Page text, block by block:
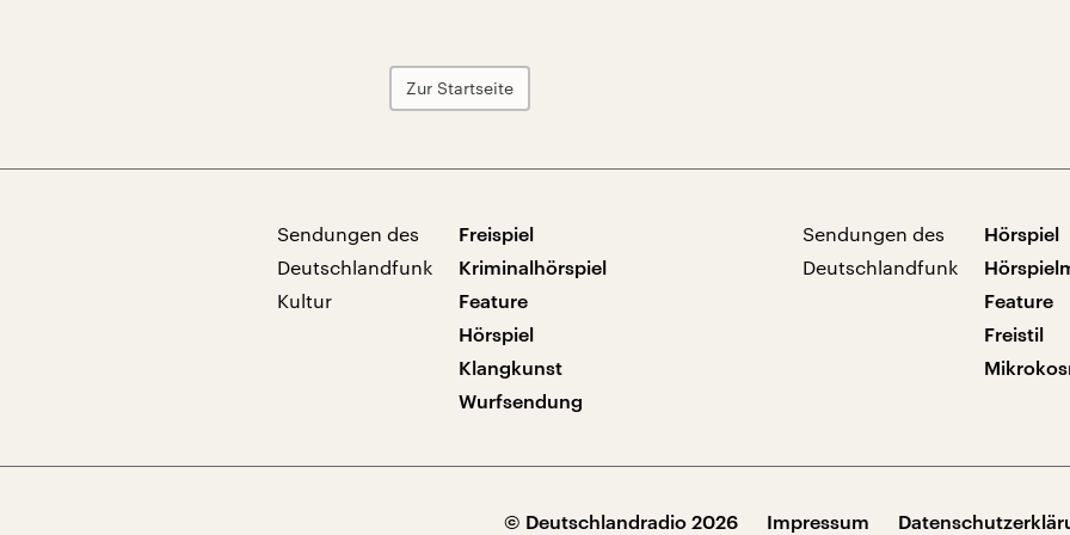
Zur Startseite
Sendungen des
Deutschlandfunk
Kultur
Freispiel
Kriminalhörspiel
Feature
Hörspiel
Klangkunst
Wurfsendung
Sendungen des
Deutschlandfunk
Hörspiel
Feature
Freistil
© Deutschlandradio 2026 Impressum